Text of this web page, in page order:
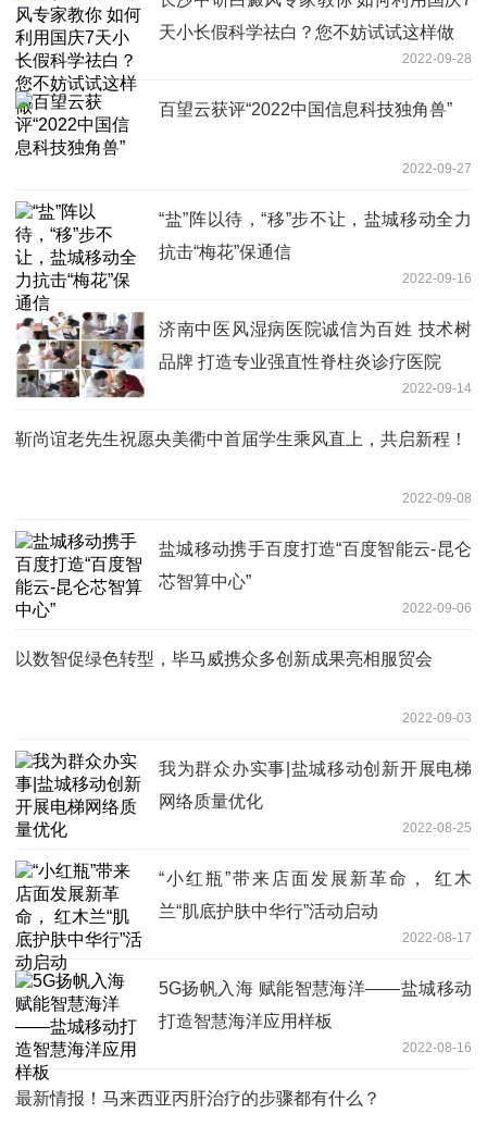
天小长假科学祛白？您不妨试试这样做
2022-09-28
百望云获评“2022中国信息科技独角兽”
2022-09-27
“盐”阵以待，“移”步不让，盐城移动全力
抗击“梅花”保通信
2022-09-16
济南中医风湿病医院诚信为百姓 技术树
品牌 打造专业强直性脊柱炎诊疗医院
2022-09-14
靳尚谊老先生祝愿央美衢中首届学生乘风直上，共启新程！
2022-09-08
盐城移动携手百度打造“百度智能云-昆仑
芯智算中心”
2022-09-06
以数智促绿色转型，毕马威携众多创新成果亮相服贸会
2022-09-03
我为群众办实事|盐城移动创新开展电梯
网络质量优化
2022-08-25
“小红瓶”带来店面发展新革命， 红木
兰“肌底护肤中华行”活动启动
2022-08-17
5G扬帆入海 赋能智慧海洋——盐城移动
打造智慧海洋应用样板
2022-08-16
最新情报！马来西亚丙肝治疗的步骤都有什么？